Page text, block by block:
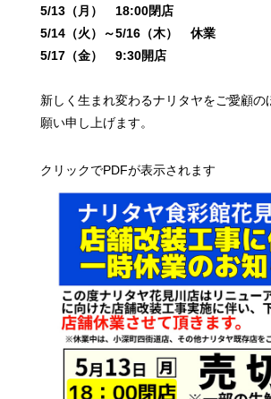
5/13（月） 18:00閉店
5/14（火）～5/16（木） 休業
5/17（金） 9:30開店
新しく生まれ変わるナリタヤをご愛顧の
願い申し上げます。
クリックでPDFが表示されます